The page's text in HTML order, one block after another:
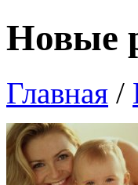
Новые
Главная /